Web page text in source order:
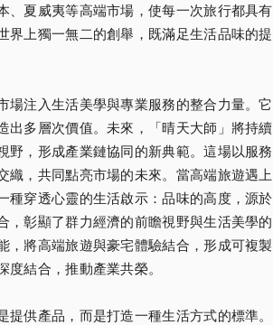
、夏威夷等高端市場，使每一次旅行都具有
界上獨一無二的創舉，既滿足生活品味的提
場注入生活美學與專業服務的整合力量。它
出多層次價值。未來，「晴天大師」將持續
野，形成產業鏈協同的新典範。這場以服務
織，共同點亮市場的未來。當高端旅遊遇上
種穿透心靈的生活啟示：品味的高度，源於
，彰顯了群力經濟的前瞻視野與生活美學的
，將高端旅遊與豪宅體驗結合，形成可複製
結合，推動產業共榮。
供產品，而是打造一種生活方式的標準。